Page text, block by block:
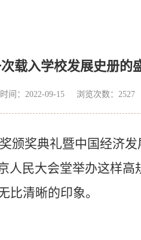
载入学校发展史册的
间：2022-09-15 浏览次数： 2527
颁奖典礼暨中国经济
民大会堂举办这样
比清晰的印象。